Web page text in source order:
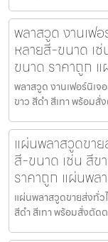
พลาสวูด งานเฟ
หลายสี-ขนาด เ
ขนาด ราคาถูก
พลาสวูด งานเฟอร์นิเ
ขาว สีดำ สีเทา พร้อม
แผ่นพลาสวูดขา
สี-ขนาด เช่น สีข
ราคาถูก แผ่นพล
แผ่นพลาสวูดขายส่งทั่ว
สีดำ สีเทา พร้อมสั่งตั